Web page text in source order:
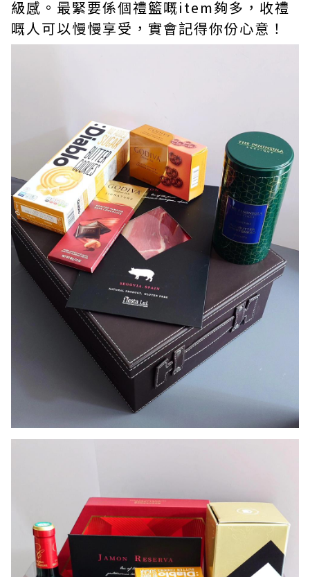
級感。最緊要係個禮籃嘅item夠多，收禮
嘅人可以慢慢享受，實會記得你份心意！